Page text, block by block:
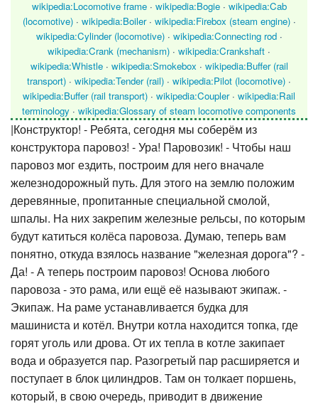
wikipedia:Locomotive frame· wikipedia:Bogie· wikipedia:Cab
(locomotive)· wikipedia:Boiler· wikipedia:Firebox (steam engine)·
wikipedia:Cylinder (locomotive)· wikipedia:Connecting rod·
wikipedia:Crank (mechanism) · wikipedia:Crankshaft ·
wikipedia:Whistle· wikipedia:Smokebox · wikipedia:Buffer (rail
transport) · wikipedia:Tender (rail) · wikipedia:Pilot (locomotive) ·
wikipedia:Buffer (rail transport) · wikipedia:Coupler· wikipedia:Rail
terminology · wikipedia:Glossary of steam locomotive components
|Конструктор! - Ребята, сегодня мы соберём из
конструктора паровоз! - Ура! Паровозик! - Чтобы наш
паровоз мог ездить, построим для него вначале
железнодорожный путь. Для этого на землю положим
деревянные, пропитанные специальной смолой,
шпалы. На них закрепим железные рельсы, по которым
будут катиться колёса паровоза. Думаю, теперь вам
понятно, откуда взялось название "железная дорога"? -
Да! - А теперь построим паровоз! Основа любого
паровоза - это рама, или ещё её называют экипаж. -
Экипаж. На раме устанавливается будка для
машиниста и котёл. Внутри котла находится топка, где
горят уголь или дрова. От их тепла в котле закипает
вода и образуется пар. Разогретый пар расширяется и
поступает в блок цилиндров. Там он толкает поршень,
который, в свою очередь, приводит в движение